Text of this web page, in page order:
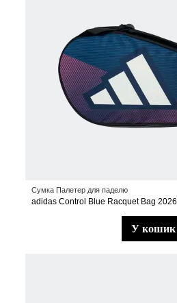
Сумка Палетер для паделю
adidas Control Blue Racquet Bag 2026
у кошик